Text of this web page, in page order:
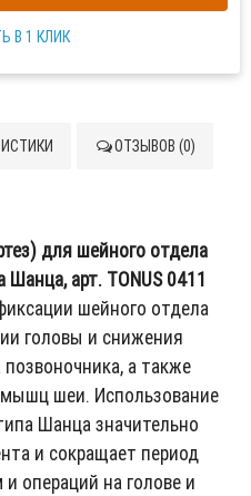
В 1 КЛИК
ОТЗЫВОВ (0)
для шейного отдела
Шанца, арт. TONUS 0411
шейного отдела
головы и снижения
а также
шеи. Использование
Шанца значительно
и сокращает период
операций на голове и